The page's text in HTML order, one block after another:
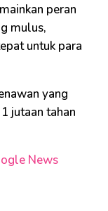
peran
mulus,
untuk para
yang
jutaan tahan
News